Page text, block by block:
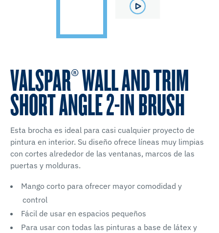
VALSPAR® WALL AND TRIM
SHORT ANGLE 2-IN BRUSH
Esta brocha es ideal para casi cualquier proyecto de
pintura en interior. Su diseño ofrece líneas muy limpias
con cortes alrededor de las ventanas, marcos de las
puertas y molduras.
Mango corto para ofrecer mayor comodidad y
control
Fácil de usar en espacios pequeños
Para usar con todas las pinturas a base de látex y